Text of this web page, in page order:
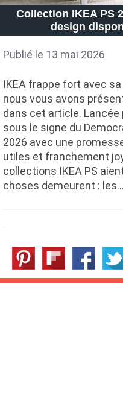
Collection IKEA PS
design
Publié le 13 mai 2026
IKEA frappe fort avec
nous vous avons
dans cet article. Lancée
sous le signe du
2026 avec une
utiles et franchement
collections IKEA PS
choses demeurent : les…